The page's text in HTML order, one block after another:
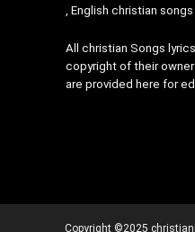
, English christian songs .
All christian Songs
copyright of their
are provided here for
Copyright ©2025